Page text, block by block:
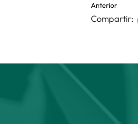
Anterior
Compartir: